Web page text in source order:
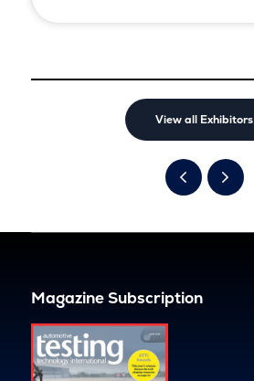
View all Exhibitors
Magazine Subscription